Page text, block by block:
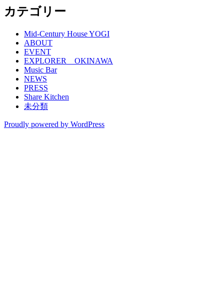
カテゴリー
Mid-Century House YOGI
ABOUT
EVENT
EXPLORER OKINAWA
Music Bar
NEWS
PRESS
Share Kitchen
未分類
Proudly powered by WordPress